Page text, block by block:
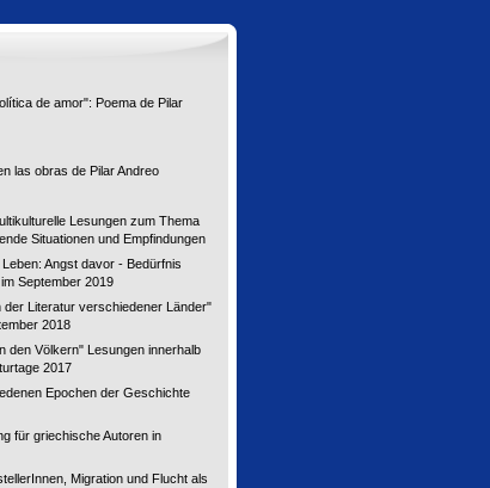
de amor": Poema de Pilar
las obras de Pilar Andreo
Lesungen zum Thema
Situationen und Empfindungen
Angst davor - Bedürfnis
September 2019
der Literatur verschiedener Länder"
2018
den Völkern" Lesungen innerhalb
2017
Epochen der Geschichte
für griechische Autoren in
Migration und Flucht als